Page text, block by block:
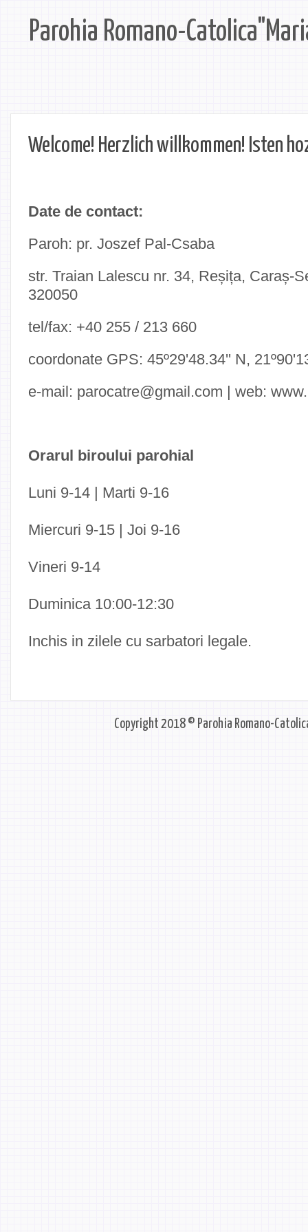
Parohia Romano-
Welcome! Herzlich willkommen! Isten
Date de contact:
Paroh: pr. Joszef Pal-Csaba
str. Traian Lalescu nr. 34, Reșița, Caraș-
320050
tel/fax: +40 255 / 213 660
coordonate GPS: 45º29'48.34'' N,
e-mail: parocatre@gmail.com | web:
Orarul biroului parohial
Luni 9-14 | Marti 9-16
Miercuri 9-15 | Joi 9-16
Vineri 9-14
Duminica 10:00-12:30
Inchis in zilele cu sarbatori legale.
Copyright 2018 © Parohia Romano-